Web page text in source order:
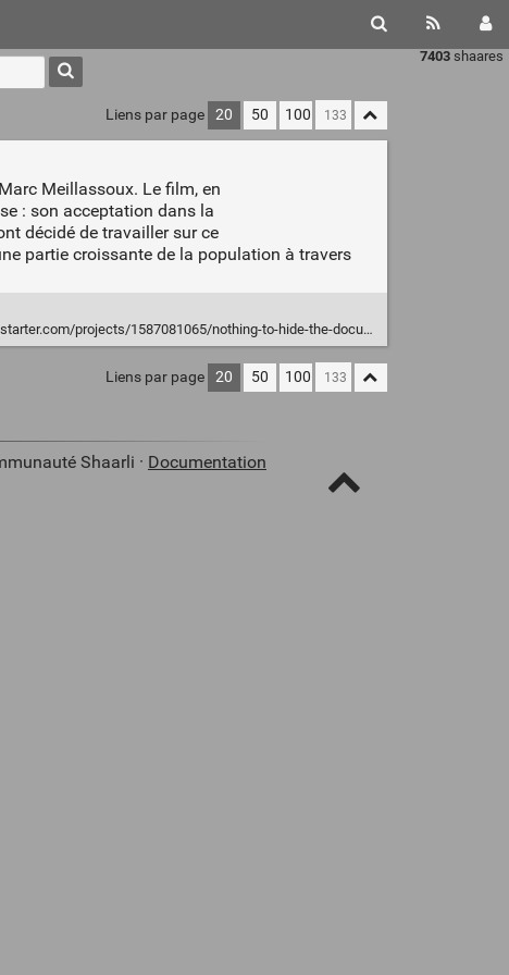
7403 shaares
Liens par page 20 50 100
Meillassoux. Le film, en
: son acceptation dans la
décidé de travailler sur ce
partie croissante de la population à travers
projects/1587081065/nothing-to-hide-the-documentary
Liens par page 20 50 100
Shaarli · Documentation